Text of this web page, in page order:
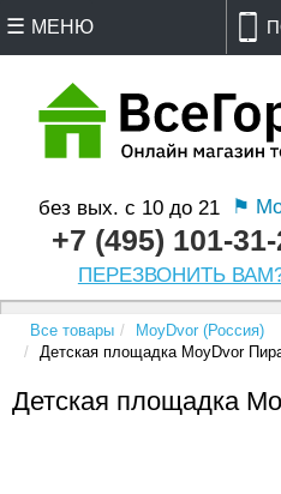
без вых. с 10 до 21 ⚑
+7 (495) 101-
ПЕРЕЗВОНИТЬ
МЕНЮ
Все товары
MoyDvor (Россия)
Детская площадка MoyDvor
Детская площадка